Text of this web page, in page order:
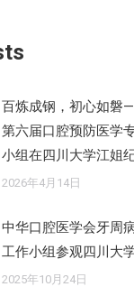
百炼成钢，初心如磐
第六届口腔预防医学
小组在四川大学江姐
2026年4月14日
中华口腔医学会牙周
工作小组参观四川大
2025年10月24日